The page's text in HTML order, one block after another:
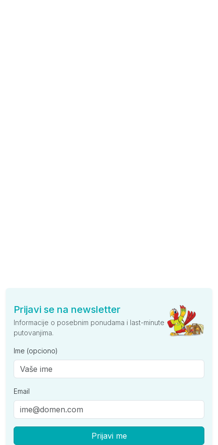
Prijavi se na newsletter
Informacije o posebnim ponudama i last-minute
putovanjima.
Ime (opciono)
Email
Prijavi me